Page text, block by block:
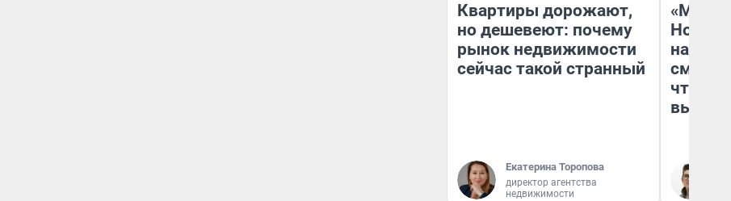
Квартиры дорожают,
но дешевеют: почему
рынок недвижимости
сейчас такой странный
Екатерина Торопова
директор агентства
недвижимости
«Мы
чтобы